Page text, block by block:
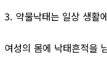
3. 약물낙태는 일상 생활
여성의 몸에 낙태흔적을